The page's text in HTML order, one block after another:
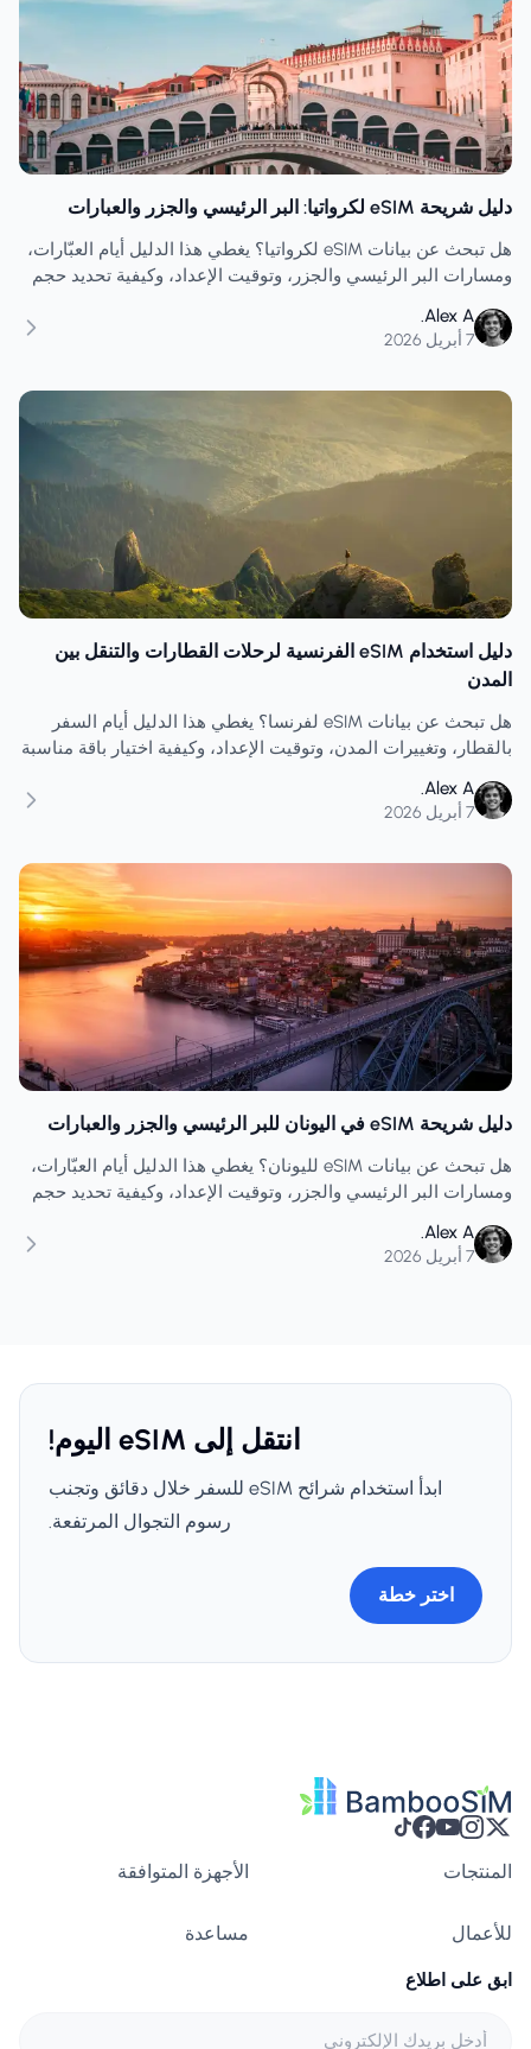
دليل شريحة eSIM لكرواتيا: البر الرئيسي والجزر والعبارات
هل تبحث عن بيانات eSIM لكرواتيا؟ يغطي هذا الدليل أيام العبّارات،
ومسارات البر الرئيسي والجزر، وتوقيت الإعداد، وكيفية تحديد حجم
Alex A.
7 أبريل 2026
دليل استخدام eSIM الفرنسية لرحلات القطارات والتنقل بين
المدن
هل تبحث عن بيانات eSIM لفرنسا؟ يغطي هذا الدليل أيام السفر
بالقطار، وتغييرات المدن، وتوقيت الإعداد، وكيفية اختيار باقة مناسبة
Alex A.
7 أبريل 2026
دليل شريحة eSIM في اليونان للبر الرئيسي والجزر والعبارات
هل تبحث عن بيانات eSIM لليونان؟ يغطي هذا الدليل أيام العبّارات،
ومسارات البر الرئيسي والجزر، وتوقيت الإعداد، وكيفية تحديد حجم
Alex A.
7 أبريل 2026
انتقل إلى eSIM اليوم!
ابدأ استخدام شرائح eSIM للسفر خلال دقائق وتجنب
رسوم التجوال المرتفعة.
اختر خطة
المنتجات الأجهزة المتوافقة
للأعمال مساعدة
ابق على اطلاع